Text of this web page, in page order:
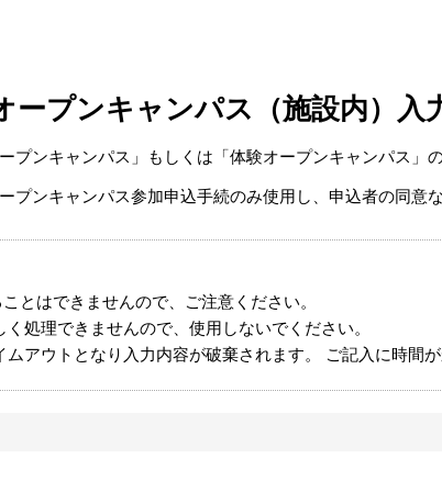
ープンキャンパス（施設内）入
プンキャンパス」もしくは「体験オープンキャンパス」
プンキャンパス参加申込手続のみ使用し、申込者の同意
とはできませんので、ご注意ください。
処理できませんので、使用しないでください。
アウトとなり入力内容が破棄されます。 ご記入に時間